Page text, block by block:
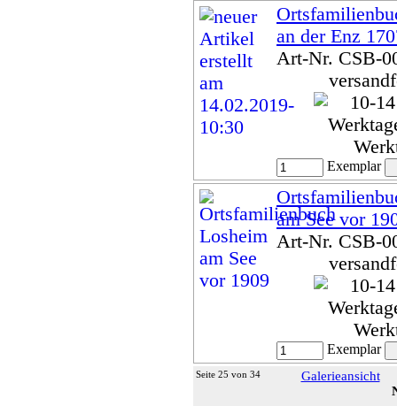
an der Enz
Art-Nr. CSB-
Exemplar
am See vor
Art-Nr. CSB-
Exemplar
Seite 25 von 34
Galerieansicht